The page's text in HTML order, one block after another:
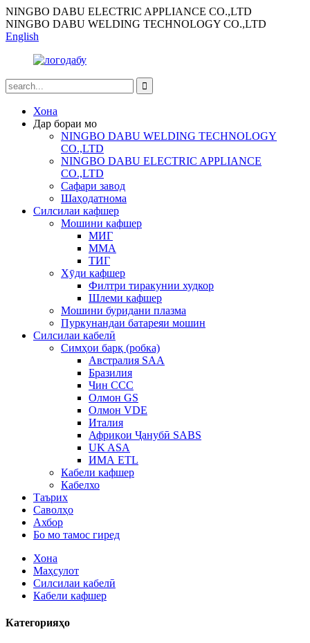
NINGBO DABU ELECTRIC APPLIANCE CO.,LTD
NINGBO DABU WELDING TECHNOLOGY CO.,LTD
English
Хона
Дар бораи мо
NINGBO DABU WELDING TECHNOLOGY
CO.,LTD
NINGBO DABU ELECTRIC APPLIANCE
CO.,LTD
Сафари завод
Шаҳодатнома
Силсилаи кафшер
Мошини кафшер
МИГ
ММА
ТИГ
Хӯди кафшер
Филтри тиракунии худкор
Шлеми кафшер
Мошини буридани плазма
Пуркунандаи батареяи мошин
Силсилаи кабелӣ
Симҳои барқ ​​(робка)
Австралия SAA
Бразилия
Чин CCC
Олмон GS
Олмон VDE
Италия
Африқои Ҷанубӣ SABS
UK ASA
ИМА ETL
Кабели кафшер
Кабелхо
Таърих
Саволҳо
Ахбор
Бо мо тамос гиред
Хона
Маҳсулот
Силсилаи кабелӣ
Кабели кафшер
Категорияҳо